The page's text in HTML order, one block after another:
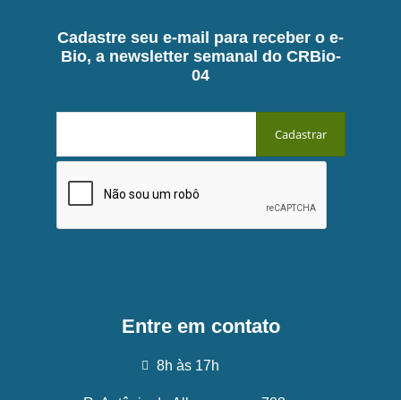
Cadastre seu e-mail para receber o e-
Bio, a newsletter semanal do CRBio-
04
Entre em contato
8h às 17h